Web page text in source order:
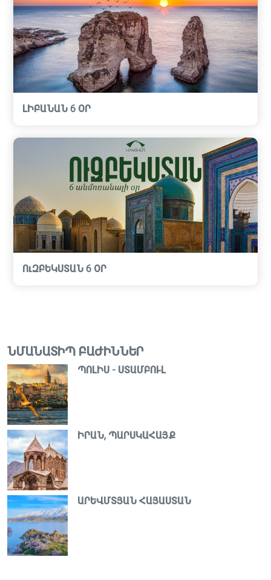
ԼԻԲԱՆԱՆ 6 ՕՐ
ՈւԶԲԵԿՍՏԱՆ 6 ՕՐ
ՆՄԱՆԱՏԻՊ ԲԱԺԻՆՆԵՐ
ՊՈԼԻՍ - ՍՏԱՄԲՈՒԼ
ԻՐԱՆ, ՊԱՐՍԿԱՀԱՅՔ
ԱՐԵՎՄՏՅԱՆ ՀԱՅԱՍՏԱՆ